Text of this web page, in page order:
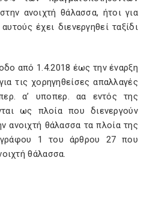
ανοιχτή θάλασσα, ήτοι για
έχει διενεργηθεί ταξίδι
από 1.4.2018 έως την έναρξη
τις χορηγηθείσες απαλλαγές
α’ υποπερ. αα εντός της
ως πλοία που δι­ενεργούν
ανοιχτή θάλασσα τα πλοία της
1 του άρ­θρου 27 που
θάλασσα.